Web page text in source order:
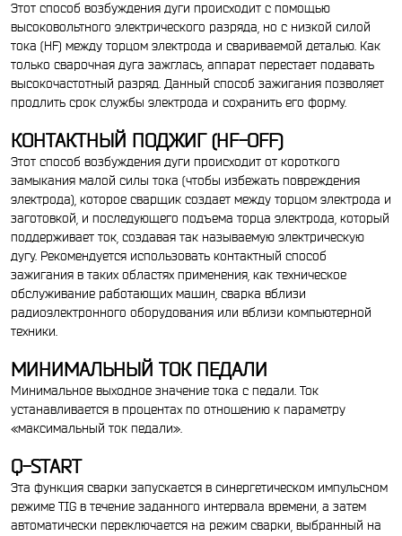
Этот способ возбуждения дуги происходит с помощью
высоковольтного электрического разряда, но с низкой силой
тока (HF) между торцом электрода и свариваемой деталью. Как
только сварочная дуга зажглась, аппарат перестает подавать
высокочастотный разряд. Данный способ зажигания позволяет
продлить срок службы электрода и сохранить его форму.
КОНТАКТНЫЙ ПОДЖИГ (HF-OFF)
Этот способ возбуждения дуги происходит от короткого
замыкания малой силы тока (чтобы избежать повреждения
электрода), которое сварщик создает между торцом электрода и
заготовкой, и последующего подъема торца электрода, который
поддерживает ток, создавая так называемую электрическую
дугу. Рекомендуется использовать контактный способ
зажигания в таких областях применения, как техническое
обслуживание работающих машин, сварка вблизи
радиоэлектронного оборудования или вблизи компьютерной
техники.
МИНИМАЛЬНЫЙ ТОК ПЕДАЛИ
Минимальное выходное значение тока с педали. Ток
устанавливается в процентах по отношению к параметру
«максимальный ток педали».
Q-START
Эта функция сварки запускается в синергетическом импульсном
режиме TIG в течение заданного интервала времени, а затем
автоматически переключается на режим сварки, выбранный на